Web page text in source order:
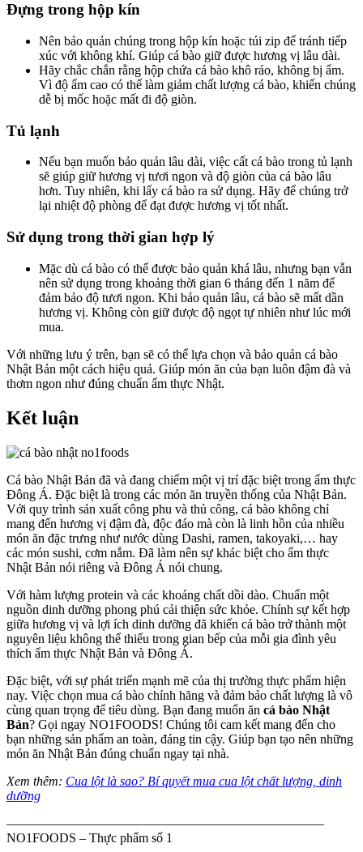
Đựng trong hộp kín
Nên bảo quản chúng trong hộp kín hoặc túi zip để tránh tiếp
xúc với không khí. Giúp cá bào giữ được hương vị lâu dài.
Hãy chắc chắn rằng hộp chứa cá bào khô ráo, không bị ẩm.
Vì độ ẩm cao có thể làm giảm chất lượng cá bào, khiến chúng
dễ bị mốc hoặc mất đi độ giòn.
Tủ lạnh
Nếu bạn muốn bảo quản lâu dài, việc cất cá bào trong tủ lạnh
sẽ giúp giữ hương vị tươi ngon và độ giòn của cá bào lâu
hơn. Tuy nhiên, khi lấy cá bào ra sử dụng. Hãy để chúng trở
lại nhiệt độ phòng để đạt được hương vị tốt nhất.
Sử dụng trong thời gian hợp lý
Mặc dù cá bào có thể được bảo quản khá lâu, nhưng bạn vẫn
nên sử dụng trong khoảng thời gian 6 tháng đến 1 năm để
đảm bảo độ tươi ngon. Khi bảo quản lâu, cá bào sẽ mất dần
hương vị. Không còn giữ được độ ngọt tự nhiên như lúc mới
mua.
Với những lưu ý trên, bạn sẽ có thể lựa chọn và bảo quản cá bào
Nhật Bản một cách hiệu quả. Giúp món ăn của bạn luôn đậm đà và
thơm ngon như đúng chuẩn ẩm thực Nhật.
Kết luận
Cá bào Nhật Bản đã và đang chiếm một vị trí đặc biệt trong ẩm thực
Đông Á. Đặc biệt là trong các món ăn truyền thống của Nhật Bản.
Với quy trình sản xuất công phu và thủ công, cá bào không chỉ
mang đến hương vị đậm đà, độc đáo mà còn là linh hồn của nhiều
món ăn đặc trưng như nước dùng Dashi, ramen, takoyaki,… hay
các món sushi, cơm nắm. Đã làm nên sự khác biệt cho ẩm thực
Nhật Bản nói riêng và Đông Á nói chung.
Với hàm lượng protein và các khoáng chất dồi dào. Chuẩn một
nguồn dinh dưỡng phong phú cải thiện sức khỏe. Chính sự kết hợp
giữa hương vị và lợi ích dinh dưỡng đã khiến cá bào trở thành một
nguyên liệu không thể thiếu trong gian bếp của mỗi gia đình yêu
thích ẩm thực Nhật Bản và Đông Á.
Đặc biệt, với sự phát triển mạnh mẽ của thị trường thực phẩm hiện
nay. Việc chọn mua cá bào chính hãng và đảm bảo chất lượng là vô
cùng quan trọng để tiêu dùng. Bạn đang muốn ăn cá bào Nhật
Bản? Gọi ngay NO1FOODS! Chúng tôi cam kết mang đến cho
bạn những sản phẩm an toàn, đáng tin cậy. Giúp bạn tạo nên những
món ăn Nhật Bản đúng chuẩn ngay tại nhà.
Xem thêm: Cua lột là sao? Bí quyết mua cua lột chất lượng, dinh
dưỡng
————————————————————————–
NO1FOODS – Thực phẩm số 1